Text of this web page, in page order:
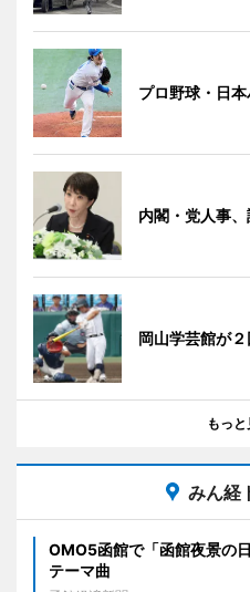
プロ野球・日
内閣・党人事
岡山学芸館が
もっと
みん経
OMO5函館で「函館夜景の
テーマ曲